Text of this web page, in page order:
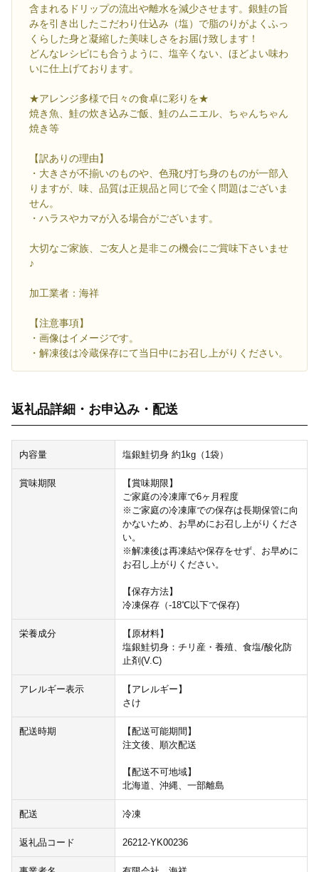
含まれるドリップの流出や離水を減少させます。銀鮭の旨
みを引き出したこだわり仕込み（塩）で脂のりがよくふっ
くらした身と凝縮した美味しさをお届け致します！
どんなレシピにも合うように、塩辛くない、ほどよい味わ
いに仕上げております。
★アレンジ多様で日々の食卓に彩りを★
焼き魚、鮭の炊き込みご飯、鮭のムニエル、ちゃんちゃん
焼き等
【訳ありの理由】
・大きさが不揃いのものや、色飛び打ち身のものが一部入
りますが、味、品質は正規品と同じで全く問題はございま
せん。
・ハラスやカマが入る場合がございます。
大切なご家族、ご友人と是非この機会にご賞味下さいませ
♪
加工業者：海祥
【注意事項】
・画像はイメージです。
・解凍後は冷蔵保存にて当日中にお召し上がりください。
返礼品詳細・お申込み・配送
内容量 塩銀鮭切身 約1kg（1袋）
賞味期限
【賞味期限】
ご家庭の冷凍庫で6ヶ月程度
※ご家庭の冷凍庫での保存は長期保管に向
かないため、お早めにお召し上がりくださ
い。
※解凍後は再凍結や保存をせず、お早めに
お召し上がりください。
【保存方法】
冷凍保存（-18℃以下で保存)
栄養成分
【原材料】
塩銀鮭切身：チリ産・養殖、食塩/酸化防
止剤(V.C)
アレルギー表示
【アレルギー】
さけ
配送時期
【配送可能期間】
注文後、順次配送
【配送不可地域】
北海道、沖縄、一部離島
配送 冷凍
返礼品コード 26212-YK00236